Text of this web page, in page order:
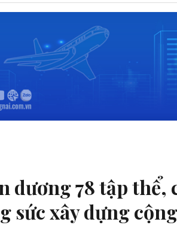
14 thủ
dương 78 tập
sức xây dựng